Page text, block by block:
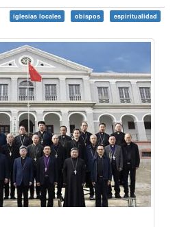
iglesias locales obispos espiritualidad